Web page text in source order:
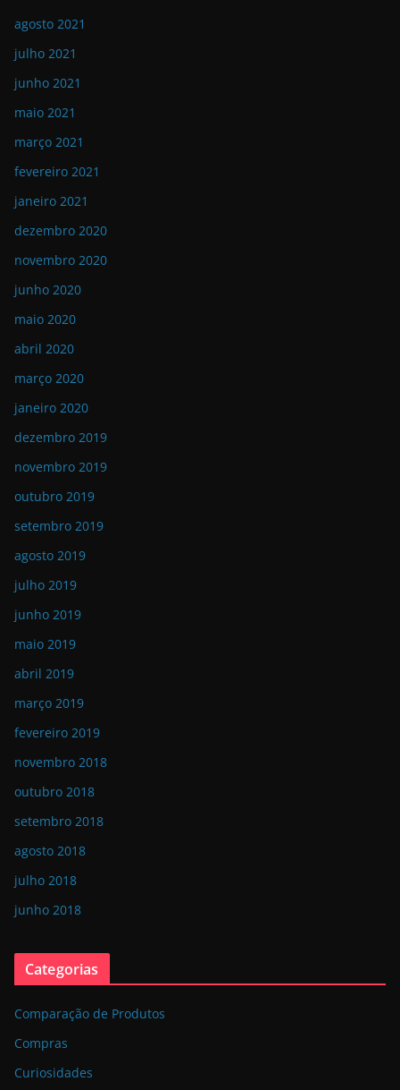
agosto 2021
julho 2021
junho 2021
maio 2021
março 2021
fevereiro 2021
janeiro 2021
dezembro 2020
novembro 2020
junho 2020
maio 2020
abril 2020
março 2020
janeiro 2020
dezembro 2019
novembro 2019
outubro 2019
setembro 2019
agosto 2019
julho 2019
junho 2019
maio 2019
abril 2019
março 2019
fevereiro 2019
novembro 2018
outubro 2018
setembro 2018
agosto 2018
julho 2018
junho 2018
Categorias
Comparação de Produtos
Compras
Curiosidades